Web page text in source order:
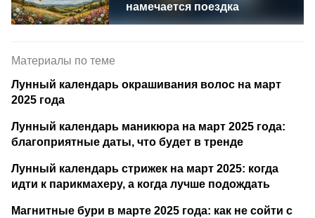
намечается поездка
Материалы по теме
Лунный календарь окрашивания волос на март
2025 года
Лунный календарь маникюра на март 2025 года:
благоприятные даты, что будет в тренде
Лунный календарь стрижек на март 2025: когда
идти к парикмахеру, а когда лучше подождать
Магнитные бури в марте 2025 года: как не сойти с